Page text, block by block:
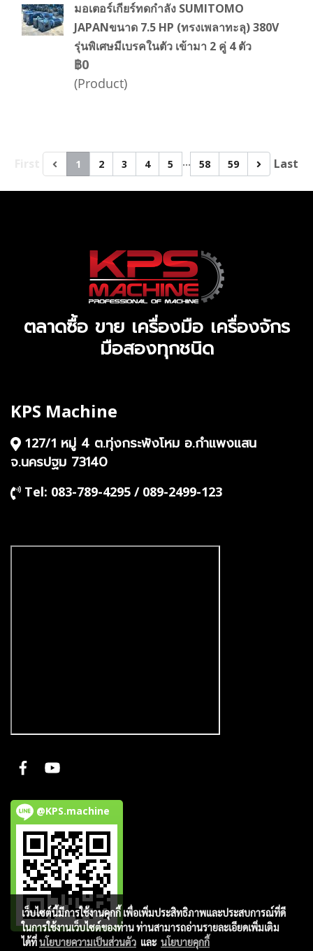
มอเตอร์เกียร์ทดกำลัง SUMITOMO
JAPANขนาด 7.5 HP (ทรงเพลาทะลุ) 380V
รุ่นพิเศษมีเบรคในตัว เข้ามา 2 คู่ 4 ตัว
฿0
(Product)
1 2 3 4 5 … 58 59 Last
ตลาดซื้อ ขาย เครื่องมือ เครื่องจักร
มือสองทุกชนิด
KPS Machine
127/1 หมู่ 4 ต.ทุ่งกระพังโหม อ.กำแพงแสน
จ.นครปฐม 73140
Tel: 083-789-4295 / 089-2499-123
@KPS.machine
เว็บไซต์นี้มีการใช้งานคุกกี้ เพื่อเพิ่มประสิทธิภาพและประสบการณ์ที่ดี
ในการใช้งานเว็บไซต์ของท่าน ท่านสามารถอ่านรายละเอียดเพิ่มเติม
ได้ที่นโยบายความเป็นส่วนตัว และ นโยบายคุกกี้